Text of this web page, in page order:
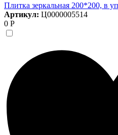
Плитка зеркальная 200*200, в
Артикул: Ц0000005514
0 Р